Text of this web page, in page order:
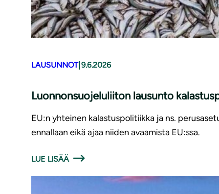
LAUSUNNOT| 9.6.2026
Luonnonsuojeluliiton lausunto
EU:n yhteinen kalastuspolitiikka ja ns.
ennallaan eikä ajaa niiden avaamista EU:ssa.
LUE LISÄÄ